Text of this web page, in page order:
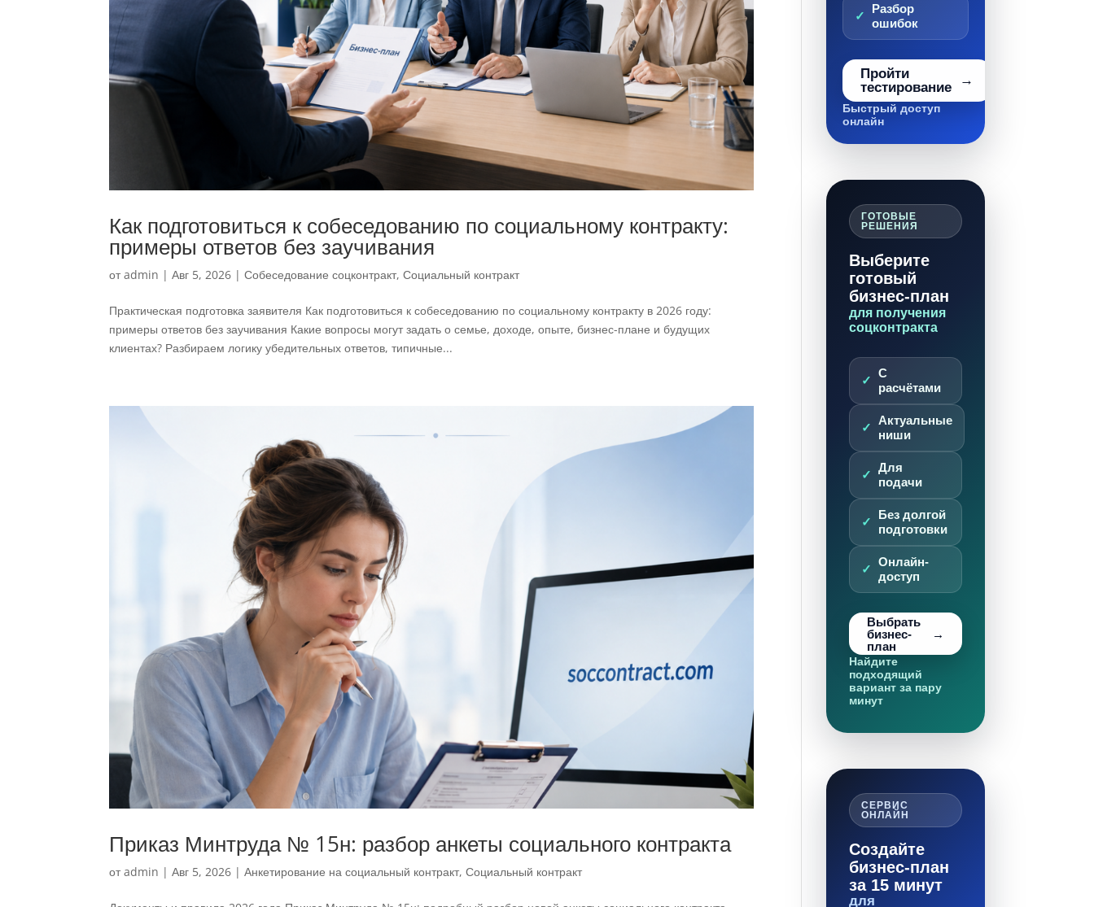
Как подготовиться к собеседованию по социальному контракту:
примеры ответов без заучивания
отadmin |Авг 5, 2026 |Собеседование соцконтракт,Социальный контракт
Практическая подготовка заявителя Как подготовиться к собеседованию по социальному контракту в 2026 году:
примеры ответов без заучивания Какие вопросы могут задать о семье, доходе, опыте, бизнес-плане и будущих
клиентах? Разбираем логику убедительных ответов, типичные...
Приказ Минтруда № 15н: разбор анкеты социального контракта
отadmin |Авг 5, 2026 |Анкетирование на социальный контракт,Социальный контракт
Разбор
ошибок
Пройти
тестирование
Быстрый доступ
онлайн
ГОТОВЫЕ
РЕШЕНИЯ
Выберите
готовый
бизнес-план
для получения
соцконтракта
С
расчётами
Актуальные
ниши
Для
подачи
Без долгой
подготовки
Онлайн-
доступ
Выбрать
бизнес-
план
Найдите
подходящий
вариант за пару
минут
СЕРВИС
ОНЛАЙН
Создайте
бизнес-план
за 15 минут
для